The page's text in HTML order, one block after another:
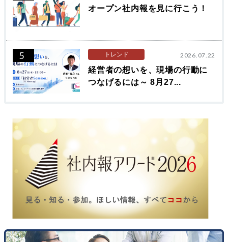
オープン社内報を見に行こう！
5 トレンド 2026.07.22
経営者の想いを、現場の行動に
つなげるには～ 8月27...